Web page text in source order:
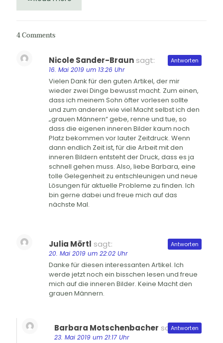
4 Comments
Nicole Sander-Braun sagt:
16. Mai 2019 um 13:26 Uhr
Vielen Dank für den guten Artikel, der mir
wieder zwei Dinge bewusst macht. Zum einen,
dass ich meinem Sohn öfter vorlesen sollte
und zum anderen wie viel Macht selbst ich den
„grauen Männern“ gebe, renne und tue, so
dass die eigenen inneren Bilder kaum noch
Platz bekommen vor lauter Zeitdruck. Wenn
dann endlich Zeit ist, für die Arbeit mit den
inneren Bildern entsteht der Druck, dass es ja
schnell gehen muss. Also, liebe Barbara, eine
tolle Gelegenheit zu entschleunigen und neue
Lösungen für aktuelle Probleme zu finden. Ich
bin gerne dabei und freue mich auf das
nächste Mal.
Antworten
Julia Mörtl sagt:
20. Mai 2019 um 22:02 Uhr
Danke für diesen interessanten Artikel. Ich
werde jetzt noch ein bisschen lesen und freue
mich auf die inneren Bilder. Keine Macht den
grauen Männern.
Antworten
Barbara Motschenbacher sagt:
23. Mai 2019 um 21:17 Uhr
Antworten